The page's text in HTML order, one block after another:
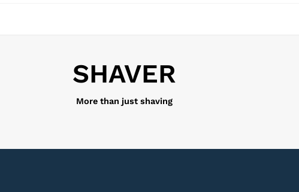
SHAVER
More than just shaving